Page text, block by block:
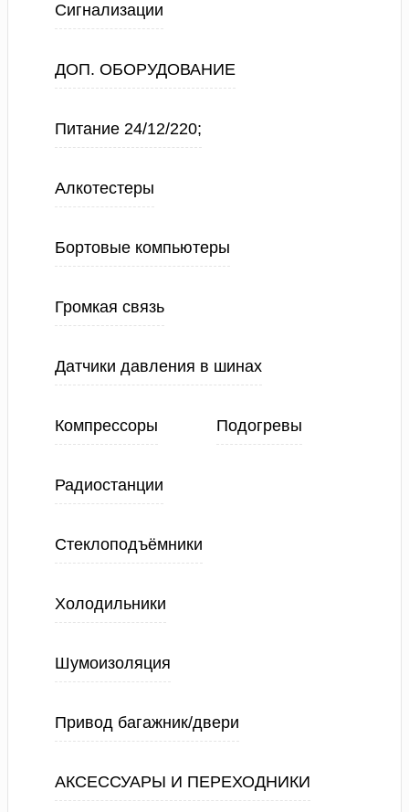
Сигнализации
ДОП. ОБОРУДОВАНИЕ
Питание 24/12/220;
Алкотестеры
Бортовые компьютеры
Громкая связь
Датчики давления в шинах
Компрессоры Подогревы
Радиостанции
Стеклоподъёмники
Холодильники
Шумоизоляция
Привод багажник/двери
АКСЕССУАРЫ И ПЕРЕХОДНИКИ